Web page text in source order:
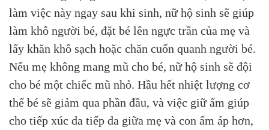
làm việc này ngay sau khi sinh, nữ hộ sinh sẽ giúp
làm khô người bé, đặt bé lên ngực trần của mẹ và
lấy khăn khô sạch hoặc chăn cuốn quanh người bé.
Nếu mẹ không mang mũ cho bé, nữ hộ sinh sẽ đội
cho bé một chiếc mũ nhỏ. Hầu hết nhiệt lượng cơ
thể bé sẽ giảm qua phần đầu, và việc giữ ấm giúp
cho tiếp xúc da tiếp da giữa mẹ và con ấm áp hơn,